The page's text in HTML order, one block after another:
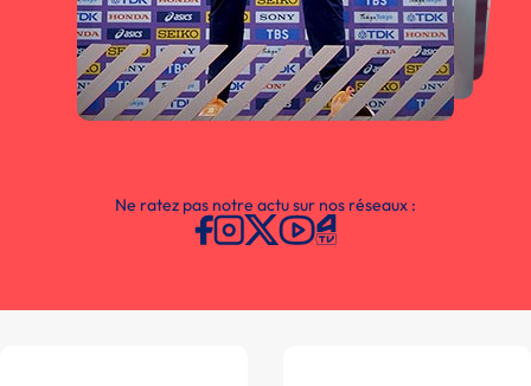
Ne ratez pas notre actu sur nos réseaux :